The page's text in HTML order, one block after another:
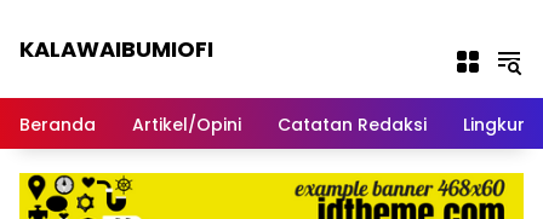
KALAWAIBUMIOFI
Beranda
Artikel/Opini Catatan Redaksi